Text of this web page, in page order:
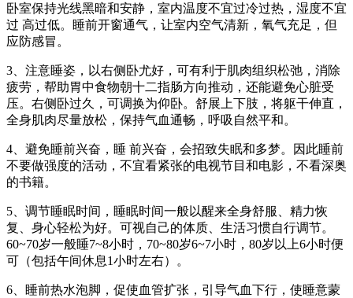
卧室保持光线黑暗和安静，室内温度不宜过冷过热，湿度不宜
过 高过低。睡前开窗通气，让室内空气清新，氧气充足，但
应防感冒。
3、注意睡姿，以右侧卧尤好，可有利于肌肉组织松弛，消除
疲劳，帮助胃中食物朝十二指肠方向推动，还能避免心脏受
压。右侧卧过久，可调换为仰卧。舒展上下肢，将躯干伸直，
全身肌肉尽量放松，保持气血通畅，呼吸自然平和。
4、避免睡前兴奋，睡 前兴奋，会招致失眠和多梦。因此睡前
不要做强度的活动，不宜看紧张的电视节目和电影，不看深奥
的书籍。
5、调节睡眠时间，睡眠时间一般以醒来全身舒服、精力恢
复、身心轻松为好。可视自己的体质、生活习惯自行调节。
60~70岁一般睡7~8小时，70~80岁6~7小时，80岁以上6小时便
可（包括午间休息1小时左右）。
6、睡前热水泡脚，促使血管扩张，引导气血下行，使睡意蒙